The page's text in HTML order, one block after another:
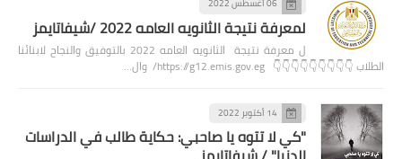
لمعرفة نتيجة الثانويه العامه 2022 /شيفاتايمز
ل معرفة نتيجة الثانويه العامه 2022 بالتوفيق والنجاح لابنائنا
الطلاب 👇👇👇👇👇👇👇👇👇 https://g12.emis.gov.eg/ وال…
14 أكتوبر 2022
"كي لا تتوه يا صاحبي: حكاية طالب في الدراسات